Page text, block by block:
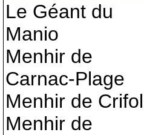
Le Géant du
Manio
Menhir de
Carnac-Plage
Menhir de Crifol
Menhir de